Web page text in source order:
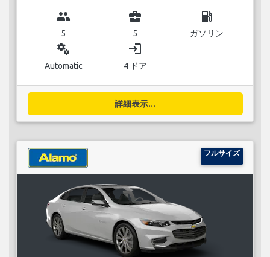
group
5
business_center
5
local_gas_station
ガソリン
miscellaneous_services
Automatic
login
4 ドア
詳細表示...
フルサイズ